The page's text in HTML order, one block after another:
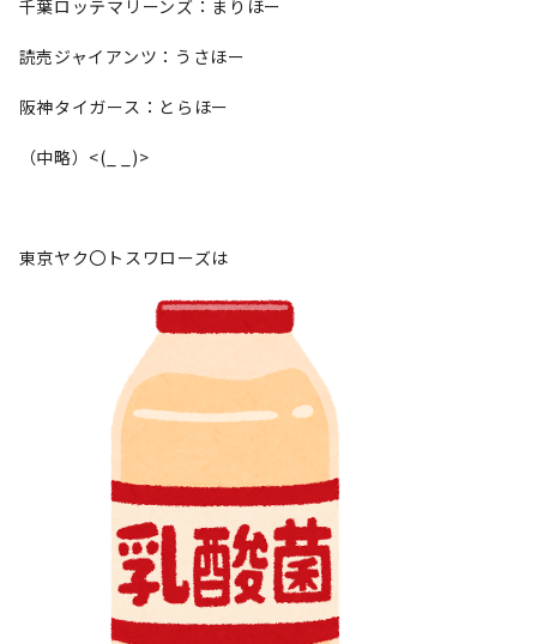
千葉ロッテマリーンズ：まりほー
読売ジャイアンツ：うさほー
阪神タイガース：とらほー
（中略）<(_ _)>
東京ヤク〇トスワローズは